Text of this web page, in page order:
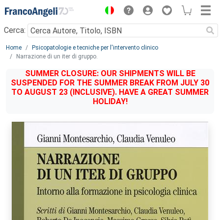
Menu
Cerca:
Main content
Home
Psicopatologie e tecniche per l'intervento clinico
Narrazione di un iter di gruppo.
SUMMER CLOSURE: OUR SHIPMENTS WILL BE
SUSPENDED FOR THE SUMMER BREAK FROM JULY 30
TO AUGUST 23 (INCLUSIVE). HAVE A GREAT SUMMER
HOLIDAY!